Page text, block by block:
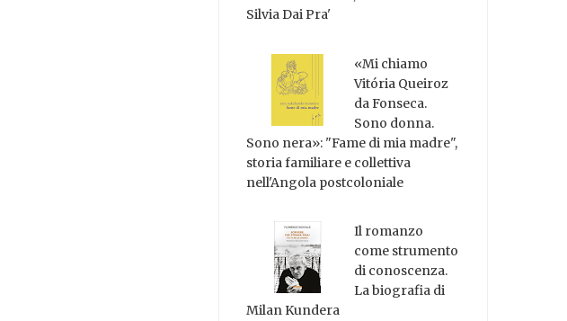
Silvia Dai Pra'
«Mi chiamo
Vitória Queiroz
da Fonseca.
Sono donna.
Sono nera»: "Fame di mia madre",
storia familiare e collettiva
nell'Angola postcoloniale
Il romanzo
come strumento
di conoscenza.
La biografia di
Milan Kundera